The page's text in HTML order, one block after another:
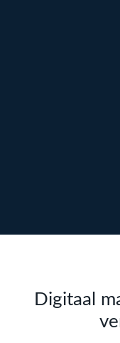
de SEO-
audit
Digitaal